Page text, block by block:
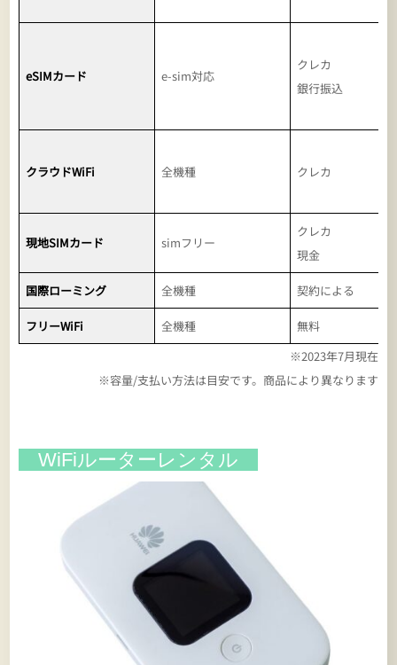
eSIMカード e-sim対応
クレカ
銀行振込
クラウドWiFi 全機種 クレカ
現地SIMカード simフリー
クレカ
現金
国際ローミング 全機種 契約による
フリーWiFi 全機種
無料
※2023年7月現在
※容量/支払い方法は目安です。商品により異なります
WiFiルーターレンタル